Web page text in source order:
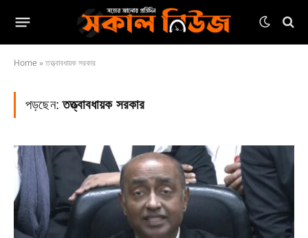
Home »তত্ত্বাবধায়ক সরকার
পড়ছেন:তত্ত্বাবধায়ক সরকার